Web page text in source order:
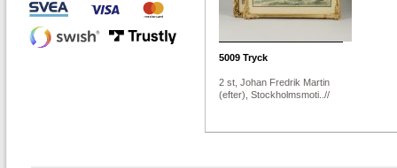
5009 Tryck
2 st, Johan Fredrik Martin
(efter), Stockholmsmoti..//